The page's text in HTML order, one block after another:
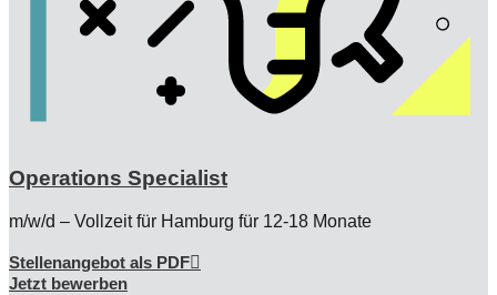
Operations Specialist
m/w/d – Vollzeit für Hamburg für 12-18 Monate
Stellenangebot als PDF
Jetzt bewerben